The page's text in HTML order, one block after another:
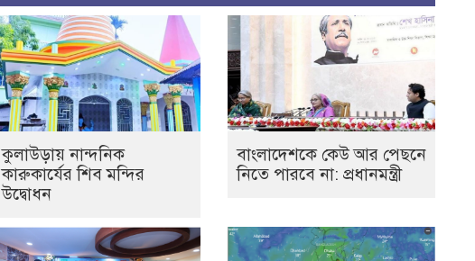
কুলাউড়ায় নান্দনিক
কারুকার্যের শিব মন্দির
উদ্বোধন
বাংলাদেশকে কেউ আর পেছনে
নিতে পারবে না: প্রধানমন্ত্রী